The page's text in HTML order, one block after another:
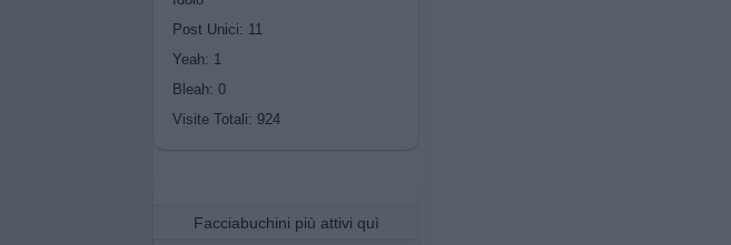
Post Unici: 11
Yeah: 1
Bleah: 0
Visite Totali: 924
Facciabuchini più attivi quì